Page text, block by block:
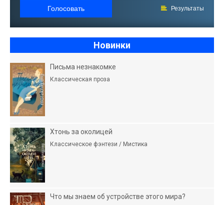
Голосовать Результаты
Новинки
Письма незнакомке
Классическая проза
Хтонь за околицей
Классическое фэнтези / Мистика
Что мы знаем об устройстве этого мира?